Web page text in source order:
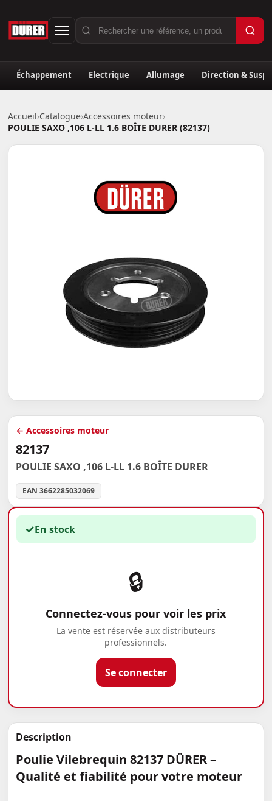
Échappement Electrique Allumage Direction &
Accueil›Catalogue›Accessoires moteur›
POULIE SAXO ,106 L-LL 1.6 BOÎTE DURER (82137)
← Accessoires moteur
82137
POULIE SAXO ,106 L-LL 1.6 BOÎTE DURER
EAN 3662285032069
✓En stock
🔒
Connectez-vous pour voir les prix
La vente est réservée aux distributeurs
professionnels.
Se connecter
Description
Poulie Vilebrequin 82137 DÜRER –
Qualité et fiabilité pour votre moteur